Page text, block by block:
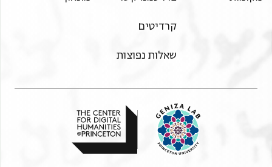
קרדיטים
שאלות נפוצות